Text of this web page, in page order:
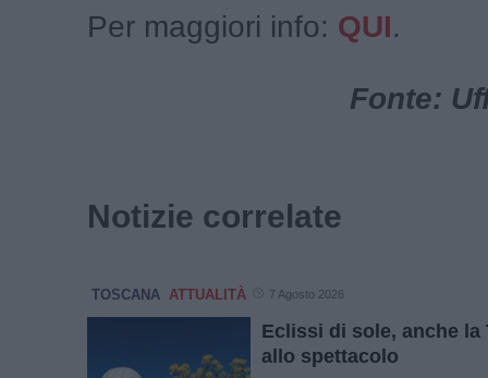
Per maggiori info: QUI.
Fonte:
Notizie correlate
TOSCANA ATTUALITÀ 7 Agosto 2026
Eclissi di sole, anche la
allo spettacolo